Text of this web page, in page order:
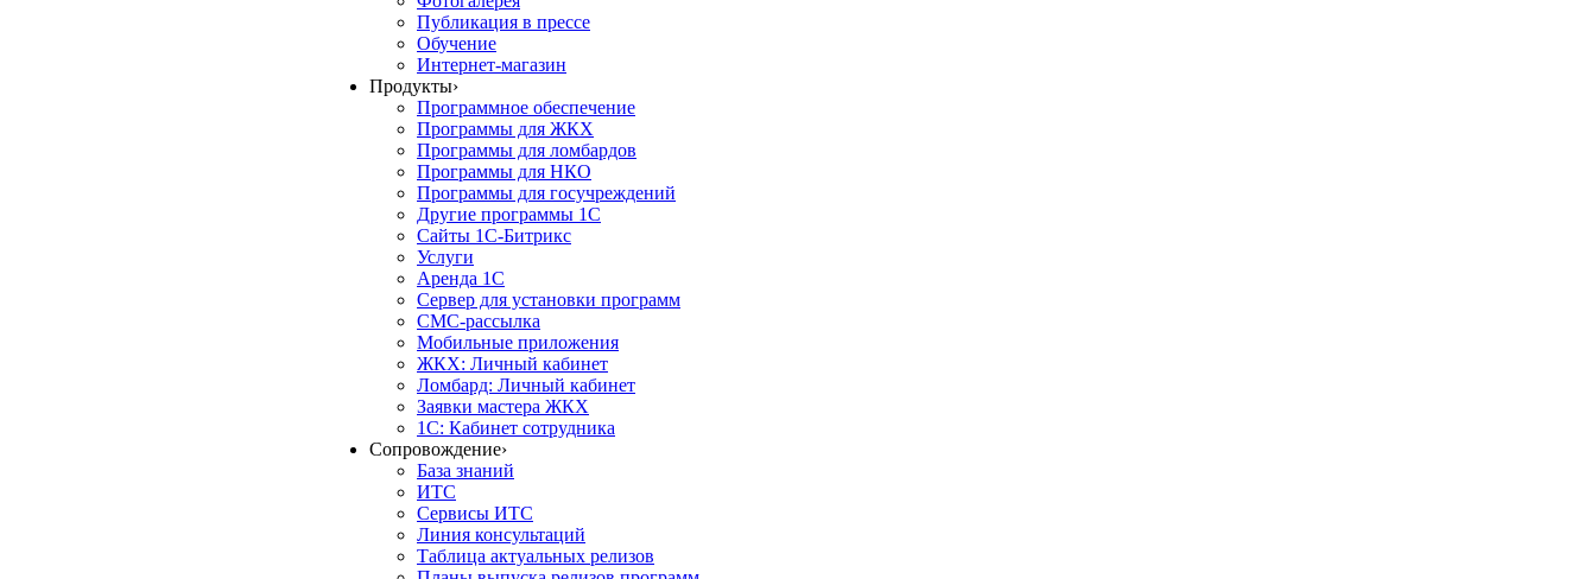
Публикация в прессе
Обучение
Интернет-магазин
Продукты›
Программное обеспечение
Программы для ЖКХ
Программы для ломбардов
Программы для НКО
Программы для госучреждений
Другие программы 1С
Сайты 1С-Битрикс
Услуги
Аренда 1С
Сервер для установки программ
СМС-рассылка
Мобильные приложения
ЖКХ: Личный кабинет
Ломбард: Личный кабинет
Заявки мастера ЖКХ
1С: Кабинет сотрудника
Сопровождение›
База знаний
ИТС
Сервисы ИТС
Линия консультаций
Таблица актуальных релизов